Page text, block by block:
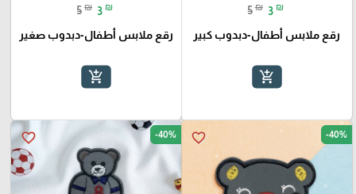
5 ₪ 3 ₪
رقع ملابس أطفال-دبدوب كبير
add_shopping_cart
5 ₪ 3 ₪
رقع ملابس أطفال-دبدوب صغير
add_shopping_cart
favorite_border -40%
favorite_border -40%